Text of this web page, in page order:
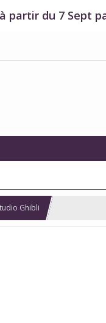
partir du 7 Sept
Ghibli